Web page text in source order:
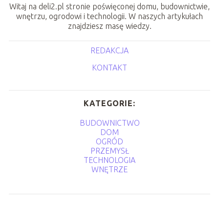
Witaj na deli2.pl stronie poświęconej domu, budownictwie,
wnętrzu, ogrodowi i technologii. W naszych artykułach
znajdziesz masę wiedzy.
REDAKCJA
KONTAKT
KATEGORIE:
BUDOWNICTWO
DOM
OGRÓD
PRZEMYSŁ
TECHNOLOGIA
WNĘTRZE